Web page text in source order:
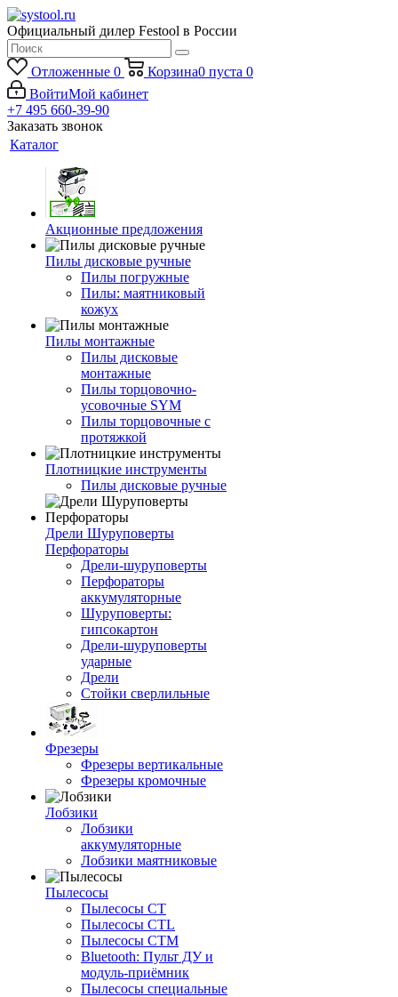
Официальный дилер Festool в России
Отложенные 0 Корзина0 пуста 0
ВойтиМой кабинет
+7 495 660-39-90
Заказать звонок
Каталог
Акционные предложения
Пилы дисковые ручные
Пилы погружные
Пилы: маятниковый
кожух
Пилы монтажные
Пилы дисковые
монтажные
Пилы торцовочно-
усовочные SYM
Пилы торцовочные с
протяжкой
Плотницкие инструменты
Пилы дисковые ручные
Дрели Шуруповерты
Перфораторы
Дрели-шуруповерты
Перфораторы
аккумуляторные
Шуруповерты:
гипсокартон
Дрели-шуруповерты
ударные
Дрели
Стойки сверлильные
Фрезеры
Фрезеры вертикальные
Фрезеры кромочные
Лобзики
Лобзики
аккумуляторные
Лобзики маятниковые
Пылесосы
Пылесосы CT
Пылесосы CTL
Пылесосы CTM
Bluetooth: Пульт ДУ и
модуль-приёмник
Пылесосы специальные